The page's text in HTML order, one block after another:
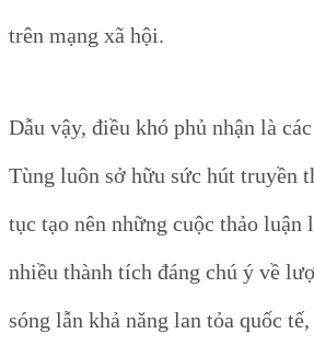
trên mạng xã hội.
Dẫu vậy, điều khó phủ nhận là
Tùng luôn sở hữu sức hút truyền
tục tạo nên những cuộc thảo luận
nhiều thành tích đáng chú ý về
sóng lẫn khả năng lan tỏa quốc